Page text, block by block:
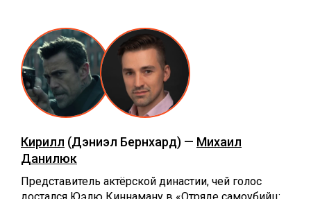
Кирилл (Дэниэл Бернхард) — Михаил
Данилюк
Представитель актёрской династии, чей голос